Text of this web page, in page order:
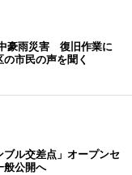
豪雨災害 復旧作業に
市民の声を聞く
ブル交差点」オープンセ
公開へ